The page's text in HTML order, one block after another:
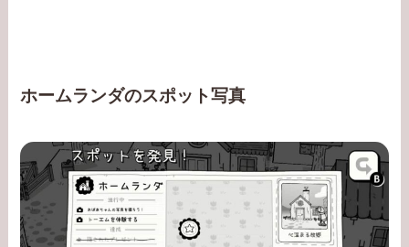
ホームランダのスポット写真